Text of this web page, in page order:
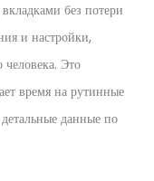
без потери
и настройки,
человека. Это
время на рутинные
данные по